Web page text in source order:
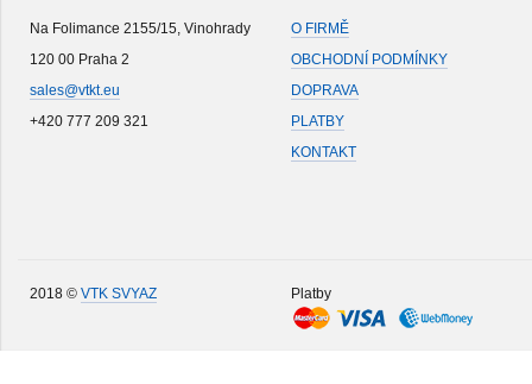
Na Folimance 2155/15, Vinohrady
120 00 Praha 2
sales@vtkt.eu
+420 777 209 321
O FIRMĚ
OBCHODNÍ PODMÍNKY
DOPRAVA
PLATBY
KONTAKT
2018 © VTK SVYAZ Platby